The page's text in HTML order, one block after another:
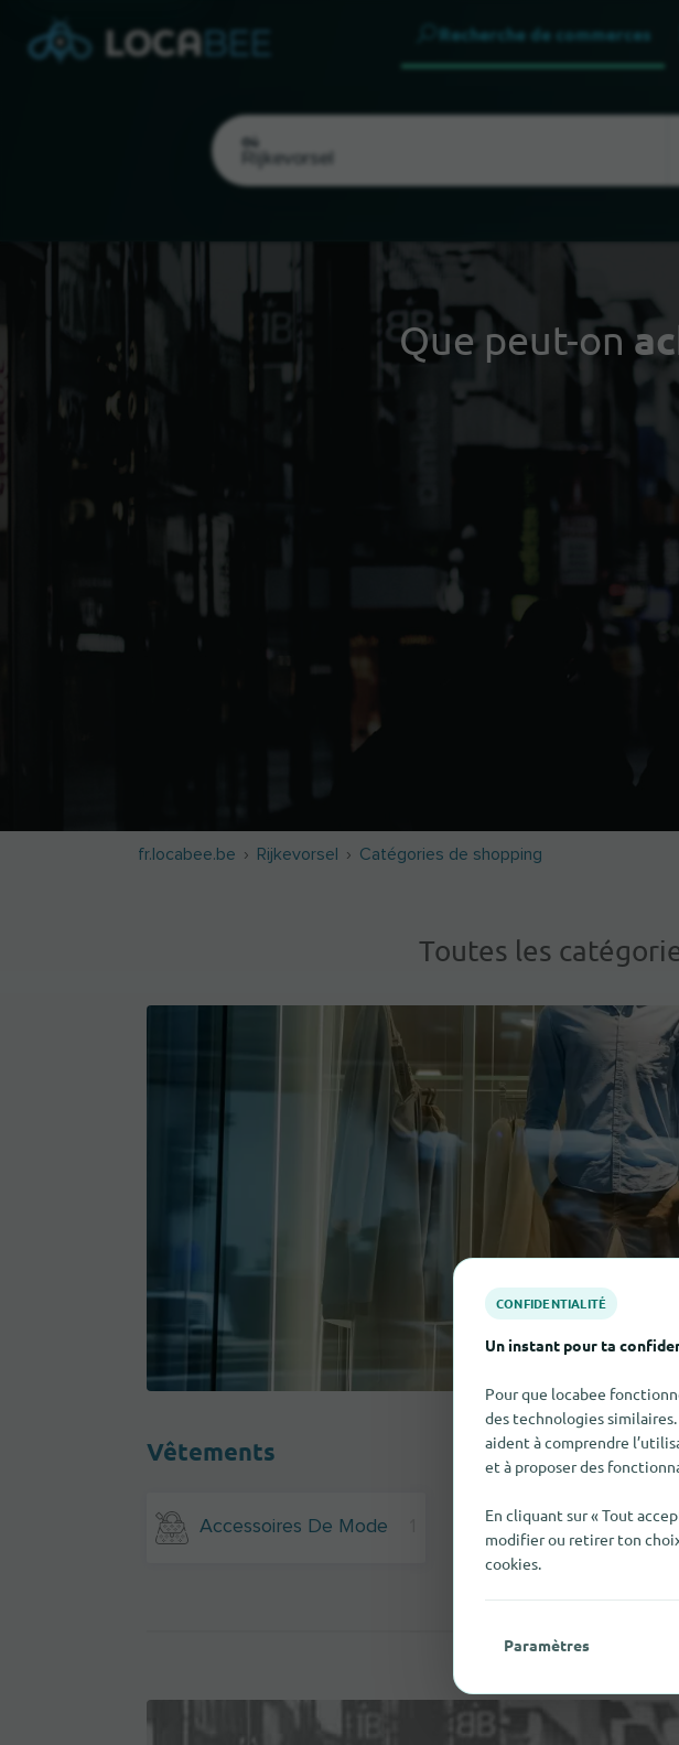
Recherche de commerces
Où
Choisir ma localisation Que peut-on
fr.locabee.be Rijkevorsel Catégories de shopping
Toutes les
Vêtements
Accessoires De Mode
CONFIDENTIALITÉ
Un instant pour ta
Pour que locabee
des technologies similaires.
aident à comprendre
et à proposer des
En cliquant sur « Tout
modifier ou retirer ton
cookies.
Paramètres